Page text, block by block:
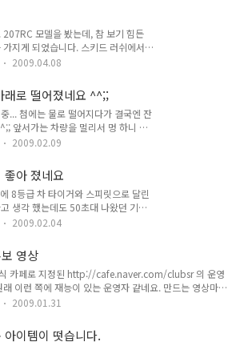
exfriend/skidrush.nhn?
exfriend/skidrush.nhn?
exfriend/skidrush.nhn?
exfriend/ski..
207RC 모델을 봤는데, 참 보기 힘든
지게 되었습니다. 스키드 러쉬에서
델인데... 차량 이미지는 아래처럼 생
는 정도는 이미 알고 있었고, 그래서
이템이구나 란 생각은 하고 봤었습
르드님의 블로그를 통해서 207RC 모
글을 보게 되었네요. ^^
1690019 참조) 뭐 통계치
보게 되었다는 사실이 재밌..
2009.04.08
래로 떨어졌네요 ^^;;
... 첨에는 물로 떨어지다가 결국엔 잔
앞서가는 차량을 멀리서 멍 하니 처
생각없이 앞으로 달려가니 다시
틀 하기가 여간 힘든게 아니네요 ㅎ
2009.02.09
좋아 졌네요
8등급 차 타이거와 스피릿으로 달린
생각 했는데도 50초대 나왔던 기록
에서 달린 기록은 아래 스샷과 같습
파츠 등을 끼고 달린 거지만 어째든
우고 있네요. 위 스샷에서 최고 기록
보다도 빠르네요 ㅋㅋ 물론 그때보다
성능이 많이 증가했겠지만 어째든 80
온다는 것을 보아 기분이 좋습니다.
2009.02.04
영상
카페로 지정된 http://cafe.naver.com/clubsr 의 운영
이런 쪽에 재능이 있는 운영자 같네요. 만드는 영상마다
에 가 있다가 휴가 나와서 만든 듯... 짧지만 잘 만든 영상
2009.01.31
이템이 떳습니다.